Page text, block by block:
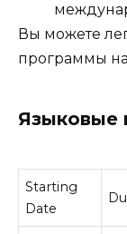
Вы можете
программы
Языковые
Starting
Date